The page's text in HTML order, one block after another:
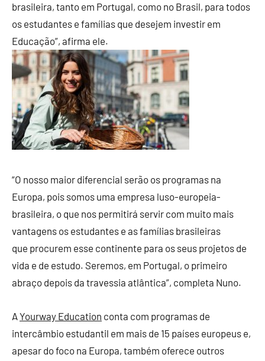
brasileira, tanto em Portugal, como no Brasil, para todos
os estudantes e famílias que desejem investir em
Educação”, afirma ele.
“O nosso maior diferencial serão os programas na
Europa, pois somos uma empresa luso-europeia-
brasileira, o que nos permitirá servir com muito mais
vantagens os estudantes e as famílias brasileiras
que procurem esse continente para os seus projetos de
vida e de estudo. Seremos, em Portugal, o primeiro
abraço depois da travessia atlântica”, completa Nuno.
AYourway Education conta com programas de
intercâmbio estudantil em mais de 15 países europeus e,
apesar do foco na Europa, também oferece outros